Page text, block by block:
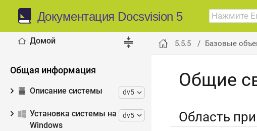
Документация Docsvision 5
Домой
Общая информация
Описание системы dv5
Установка системы на
Windows
dv5
5.5.5 Базовые
Общие
Область